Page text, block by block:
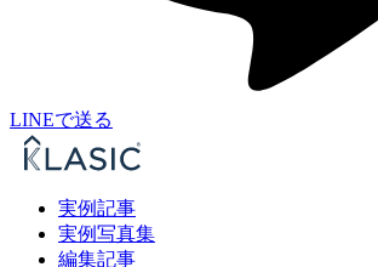
LINEで送る
実例記事
実例写真集
編集記事